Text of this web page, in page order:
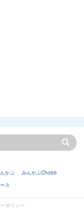
かぶ
みんかぶChoice
ス
ポリシー